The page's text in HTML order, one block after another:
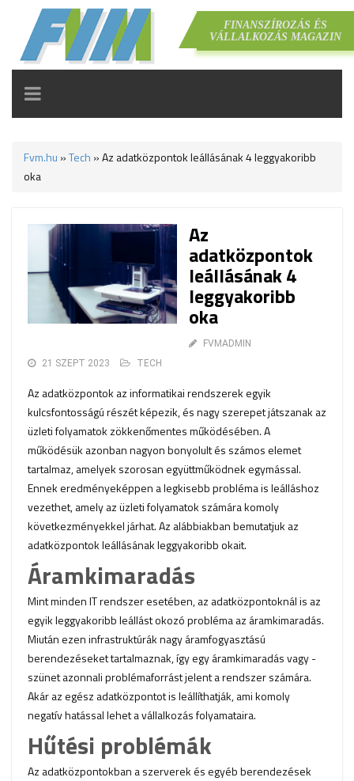
FINANSZÍROZÁS ÉS
VÁLLALKOZÁS MAGAZIN
TOGGLE
NAVIGATION
Fvm.hu »Tech »Az adatközpontok leállásának 4 leggyakoribb
oka
Az
adatközpontok
leállásának 4
leggyakoribb
oka
FVMADMIN
21 SZEPT 2023
TECH
Az adatközpontok az informatikai rendszerek egyik
kulcsfontosságú részét képezik, és nagy szerepet játszanak az
üzleti folyamatok zökkenőmentes működésében. A
működésük azonban nagyon bonyolult és számos elemet
tartalmaz, amelyek szorosan együttműködnek egymással.
Ennek eredményeképpen a legkisebb probléma is leálláshoz
vezethet, amely az üzleti folyamatok számára komoly
következményekkel járhat. Az alábbiakban bemutatjuk az
adatközpontok leállásának leggyakoribb okait.
Áramkimaradás
Mint minden IT rendszer esetében, az adatközpontoknál is az
egyik leggyakoribb leállást okozó probléma az áramkimaradás.
Miután ezen infrastruktúrák nagy áramfogyasztású
berendezéseket tartalmaznak, így egy áramkimaradás vagy -
szünet azonnali problémaforrást jelent a rendszer számára.
Akár az egész adatközpontot is leállíthatják, ami komoly
negatív hatással lehet a vállalkozás folyamataira.
Hűtési problémák
Az adatközpontokban a szerverek és egyéb berendezések